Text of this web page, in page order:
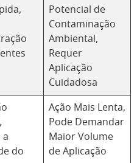
Potencial de
Contaminação
Ambiental,
Requer
Aplicação
Cuidadosa
a
do
Ação Mais Lenta,
Pode Demandar
Maior Volume
de Aplicação